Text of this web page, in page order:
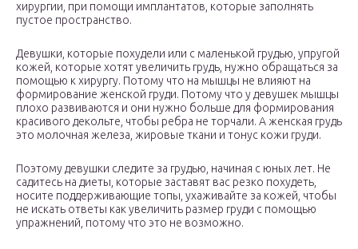
хирургии, при помощи имплантатов, которые заполнять
пустое пространство.
Девушки, которые похудели или с маленькой грудью, упругой
кожей, которые хотят увеличить грудь, нужно обращаться за
помощью к хирургу. Потому что на мышцы не влияют на
формирование женской груди. Потому что у девушек мышцы
плохо развиваются и они нужно больше для формирования
красивого декольте, чтобы ребра не торчали. А женская грудь
это молочная железа, жировые ткани и тонус кожи груди.
Поэтому девушки следите за грудью, начиная с юных лет. Не
садитесь на диеты, которые заставят вас резко похудеть,
носите поддерживающие топы, ухаживайте за кожей, чтобы
не искать ответы как увеличить размер груди с помощью
упражнений, потому что это не возможно.